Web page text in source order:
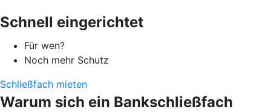
Schnell eingerichtet
Für wen?
Noch mehr Schutz
Schließfach mieten
Warum sich ein Bankschließfach